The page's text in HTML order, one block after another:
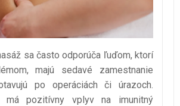
sa často odporúča ľuďom, ktorí
majú sedavé zamestnanie
po operáciách či úrazoch.
má pozitívny vplyv na imunitný